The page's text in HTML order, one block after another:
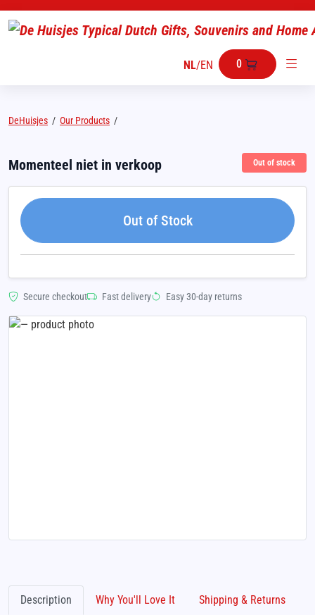
NL/EN 0
DeHuisjes / Our Products /
Momenteel niet in verkoop Out of stock
Out of Stock
Secure checkout Fast delivery Easy 30-day returns
Description Why You'll Love It Shipping & Returns